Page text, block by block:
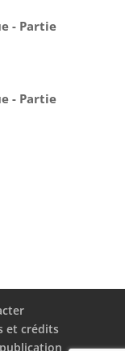
- Partie
- Partie
et crédits